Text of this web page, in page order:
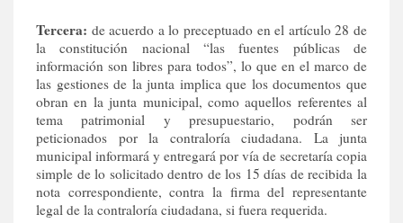
Tercera: de acuerdo a lo preceptuado en el artículo 28 de
la constitución nacional “las fuentes públicas de
información son libres para todos”, lo que en el marco de
las gestiones de la junta implica que los documentos que
obran en la junta municipal, como aquellos referentes al
tema patrimonial y presupuestario, podrán ser
peticionados por la contraloría ciudadana. La junta
municipal informará y entregará por vía de secretaría copia
simple de lo solicitado dentro de los 15 días de recibida la
nota correspondiente, contra la firma del representante
legal de la contraloría ciudadana, si fuera requerida.